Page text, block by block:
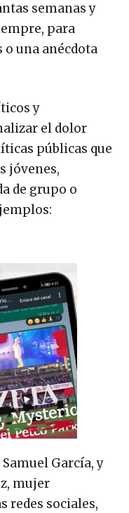
semanas y
para
una anécdota
y
el dolor
públicas que
jóvenes,
de grupo o
García, y
mujer
redes sociales,